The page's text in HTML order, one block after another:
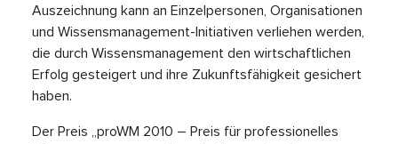
Auszeichnung kann an Einzelpersonen, Organisationen
und Wissensmanagement-Initiativen verliehen werden,
die durch Wissensmanagement den wirtschaftlichen
Erfolg gesteigert und ihre Zukunftsfähigkeit gesichert
haben.
Der Preis „proWM 2010 – Preis für professionelles